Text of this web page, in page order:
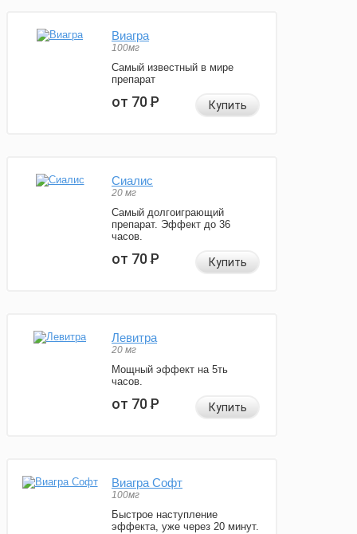
Виагра
100мг
Самый известный в мире
препарат
от 70Р Купить
Сиалис
20 мг
Самый долгоиграющий
препарат. Эффект до 36
часов.
от 70Р Купить
Левитра
20 мг
Мощный эффект на 5ть
часов.
от 70Р Купить
Виагра Софт
100мг
Быстрое наступление
эффекта, уже через 20 минут.